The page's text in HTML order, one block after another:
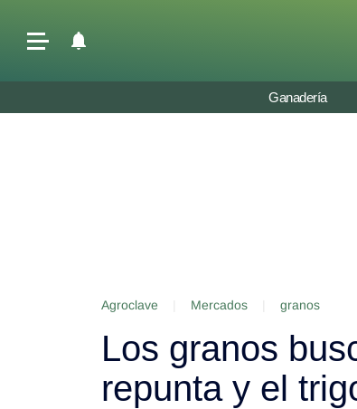
Ganadería
Agroclave Mercados granos
Los granos
repunta y el